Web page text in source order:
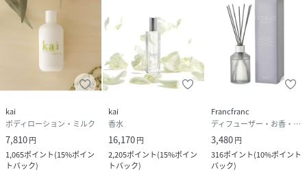
kai
ボディローション・ミルク
7,810円
1,065ポイント(15%ポイン
トバック)
kai
香水
16,170円
2,205ポイント(15%ポイン
トバック)
Francfranc
ディフューザー・お香・アロマオイル・キャンドル
3,480円
316ポイント(10%ポイント
バック)